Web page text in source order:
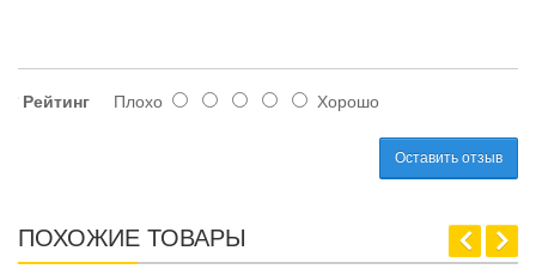
Рейтинг Плохо Хорошо
Оставить отзыв
ПОХОЖИЕ ТОВАРЫ